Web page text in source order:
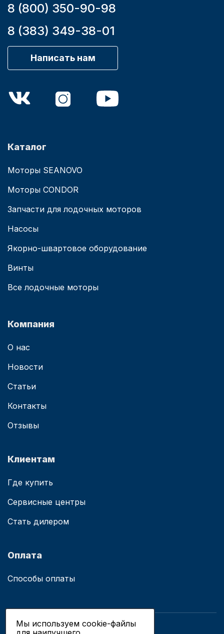
8 (800) 350-90-98
8 (383) 349-38-01
Написать нам
Каталог
Моторы SEANOVO
Моторы CONDOR
Запчасти для лодочных моторов
Насосы
Якорно-швартовое оборудование
Винты
Все лодочные моторы
Компания
О нас
Новости
Статьи
Контакты
Отзывы
Клиентам
Где купить
Сервисные центры
Стать дилером
Оплата
Способы оплаты
Мы используем cookie-файлы